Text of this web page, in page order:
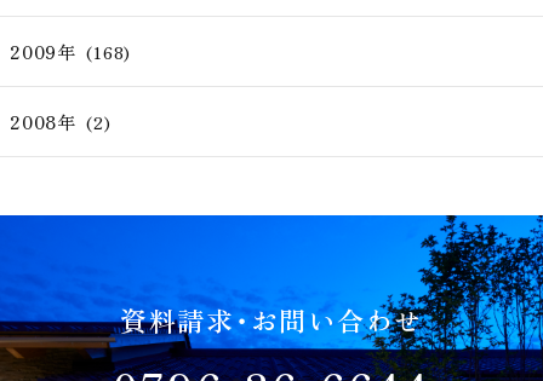
2009年 (168)
2008年 (2)
資料請求・お問い合わせ